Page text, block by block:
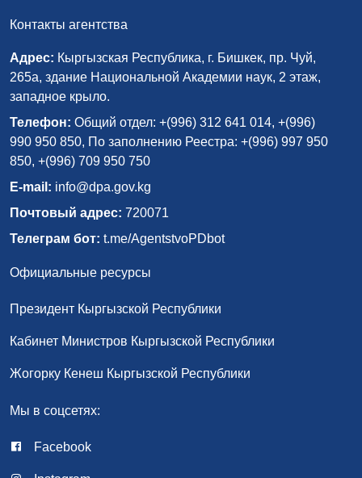
Контакты агентства
Адрес: Кыргызская Республика, г. Бишкек, пр. Чуй,
265а, здание Национальной Академии наук, 2 этаж,
западное крыло.
Телефон: Общий отдел: +(996) 312 641 014, +(996)
990 950 850, По заполнению Реестра: +(996) 997 950
850, +(996) 709 950 750
E-mail: info@dpa.gov.kg
Почтовый адрес: 720071
Телеграм бот: t.me/AgentstvoPDbot
Официальные ресурсы
Президент Кыргызской Республики
Кабинет Министров Кыргызской Республики
Жогорку Кенеш Кыргызской Республики
Мы в соцсетях:
Facebook